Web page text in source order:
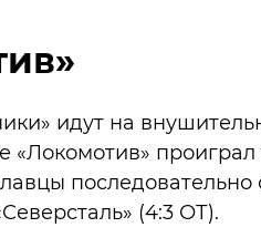
идут на
«Локомотив»
(4:3 ОТ).